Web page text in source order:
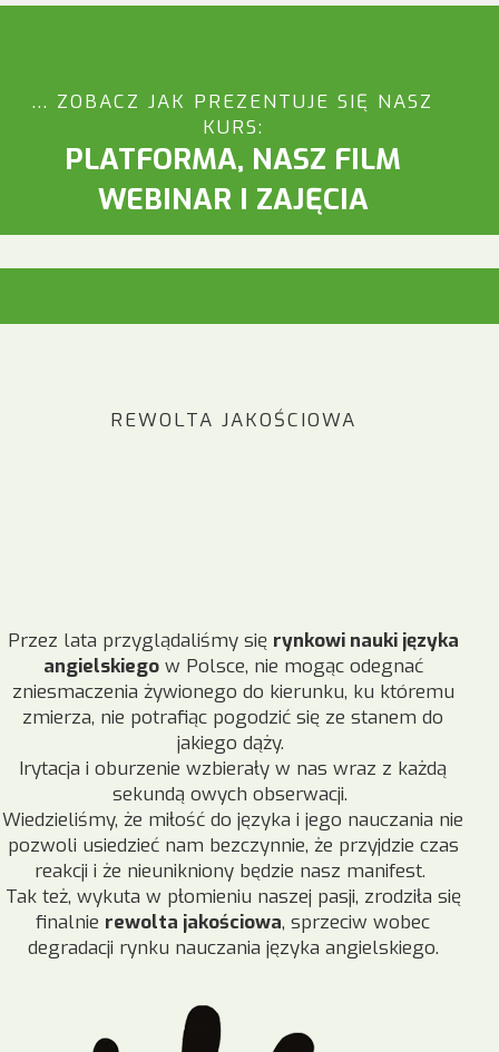
... ZOBACZ JAK PREZENTUJE SIĘ NASZ
KURS:
PLATFORMA, NASZ FILM
WEBINAR I ZAJĘCIA
REWOLTA JAKOŚCIOWA
Przez lata przyglądaliśmy się rynkowi nauki języka
angielskiegow Polsce, nie mogąc odegnać
zniesmaczenia żywionego do kierunku, ku któremu
zmierza, nie potrafiąc pogodzić się ze stanem do
jakiego dąży.
Irytacja i oburzenie wzbierały w nas wraz z każdą
sekundą owych obserwacji.
Wiedzieliśmy, że miłość do języka i jego nauczania nie
pozwoli usiedzieć nam bezczynnie, że przyjdzie czas
reakcji i że nieunikniony będzie nasz manifest.
Tak też, wykuta w płomieniu naszej pasji, zrodziła się
finalnie rewolta jakościowa, sprzeciw wobec
degradacji rynku nauczania języka angielskiego.